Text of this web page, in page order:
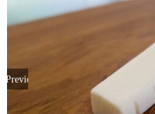
Previous